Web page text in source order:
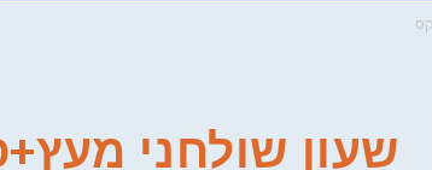
שעון שולחני